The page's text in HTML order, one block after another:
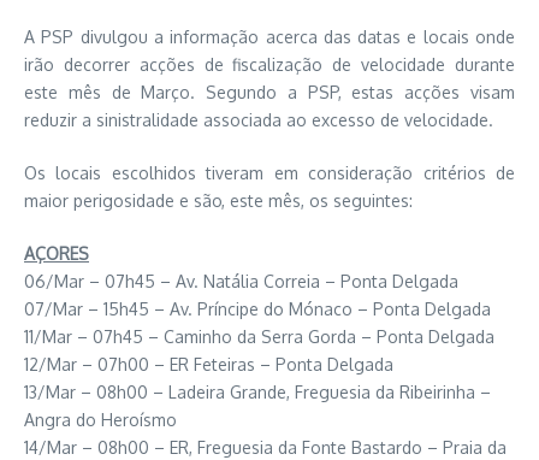
A PSP divulgou a informação acerca das datas e locais onde
irão decorrer acções de fiscalização de velocidade durante
este mês de Março. Segundo a PSP, estas acções visam
reduzir a sinistralidade associada ao excesso de velocidade.
Os locais escolhidos tiveram em consideração critérios de
maior perigosidade e são, este mês, os seguintes:
AÇORES
06/Mar – 07h45 – Av. Natália Correia – Ponta Delgada
07/Mar – 15h45 – Av. Príncipe do Mónaco – Ponta Delgada
11/Mar – 07h45 – Caminho da Serra Gorda – Ponta Delgada
12/Mar – 07h00 – ER Feteiras – Ponta Delgada
13/Mar – 08h00 – Ladeira Grande, Freguesia da Ribeirinha –
Angra do Heroísmo
14/Mar – 08h00 – ER, Freguesia da Fonte Bastardo – Praia da